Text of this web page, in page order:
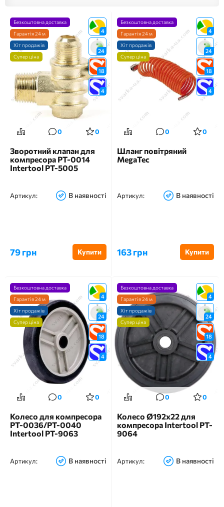
4
24
18
4
Безкоштовна доставка
Гарантія 24 м
Хіт продажів
Супер ціна
0 0
Зворотний клапан для
компресора PT-0014
Intertool PT-5005
Артикул: В наявності
79 грн Купити
4
24
18
4
Безкоштовна доставка
Гарантія 24 м
Хіт продажів
Супер ціна
0 0
Шланг повітряний
MegaTec
Артикул: В наявності
163 грн Купити
4
24
18
4
Безкоштовна доставка
Гарантія 24 м
Хіт продажів
Супер ціна
0 0
Колесо для компресора
PT-0036/PT-0040
Intertool PT-9063
Артикул: В наявності
4
24
18
4
Безкоштовна доставка
Гарантія 24 м
Хіт продажів
Супер ціна
0 0
Колесо Ø192х22 для
компресора Intertool PT-
9064
Артикул: В наявності